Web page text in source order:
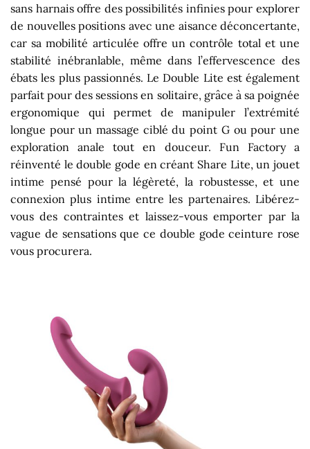
sans harnais offre des possibilités infinies pour explorer
de nouvelles positions avec une aisance déconcertante,
car sa mobilité articulée offre un contrôle total et une
stabilité inébranlable, même dans l’effervescence des
ébats les plus passionnés. Le Double Lite est également
parfait pour des sessions en solitaire, grâce à sa poignée
ergonomique qui permet de manipuler l’extrémité
longue pour un massage ciblé du point G ou pour une
exploration anale tout en douceur. Fun Factory a
réinventé le double gode en créant Share Lite, un jouet
intime pensé pour la légèreté, la robustesse, et une
connexion plus intime entre les partenaires. Libérez-
vous des contraintes et laissez-vous emporter par la
vague de sensations que ce double gode ceinture rose
vous procurera.